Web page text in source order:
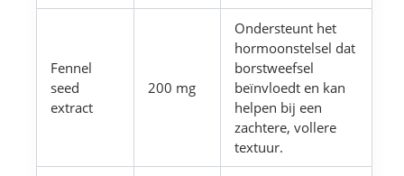
Fennel
seed
extract
200 mg
Ondersteunt het
hormoonstelsel dat
borstweefsel
beïnvloedt en kan
helpen bij een
zachtere, vollere
textuur.